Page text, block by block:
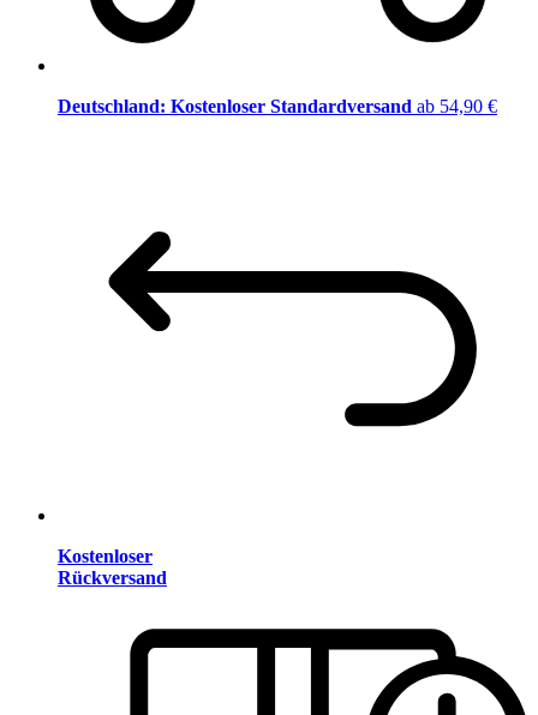
Deutschland: Kostenloser Standardversand ab 54,90 €
Kostenloser
Rückversand